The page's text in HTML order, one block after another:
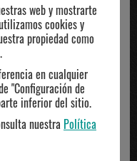
-28%
web y mostrarte
cookies y
propiedad como
en cualquier
"Configuración de
inferior del sitio.
nuestra Política